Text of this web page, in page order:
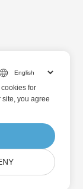
for
you agree